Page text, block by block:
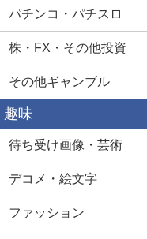
パチンコ・パチスロ
株・FX・その他投資
その他ギャンブル
趣味
待ち受け画像・芸術
デコメ・絵文字
ファッション